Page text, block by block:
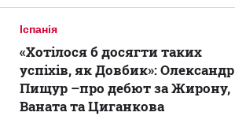
Іспанія
«Хотілося б досягти таких
успіхів, як Довбик»: Олександр
Пищур –про дебют за Жирону,
Ваната та Циганкова